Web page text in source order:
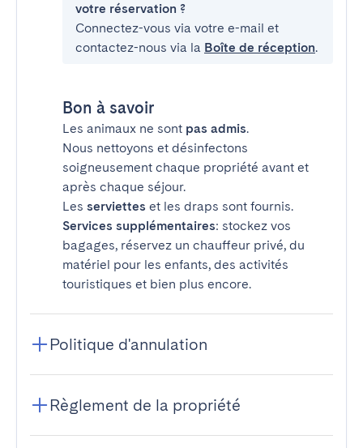
votre réservation ?
Connectez-vous via votre e-mail et
contactez-nous via la Boîte de réception.
Bon à savoir
Les animaux ne sont pas admis.
Nous nettoyons et désinfectons
soigneusement chaque propriété avant et
après chaque séjour.
Les serviettes et les draps sont fournis.
Services supplémentaires: stockez vos
bagages, réservez un chauffeur privé, du
matériel pour les enfants, des activités
touristiques et bien plus encore.
Politique d'annulation
Règlement de la propriété